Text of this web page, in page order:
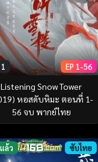
EP 1-56
Listening Snow Tower
หอสดับหิมะ ตอนที่ 1-
56 จบ พากย์ไทย
ล้ว ซับไทย